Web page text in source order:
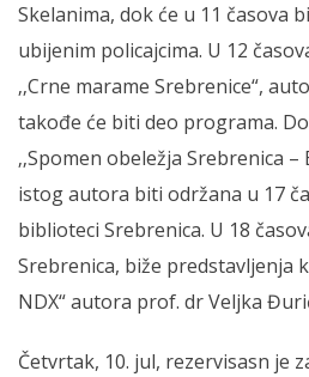
Skelanima, dok će u 11 časova
ubijenim policajcima. U 12
‚‚Crne marame Srebrenice“,
takođe će biti deo programa.
‚‚Spomen obeležja Srebrenica
istog autora biti održana u 17
biblioteci Srebrenica. U 18
Srebrenica, biže predstavljenja
NDX“ autora prof. dr Veljka
Četvrtak, 10. jul, rezervisasn je